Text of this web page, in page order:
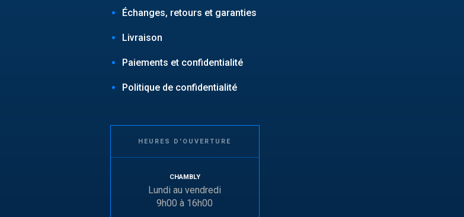
Échanges, retours et garanties
Livraison
Paiements et confidentialité
Politique de confidentialité
HEURES D'OUVERTURE
CHAMBLY
Lundi au vendredi
9h00 à 16h00